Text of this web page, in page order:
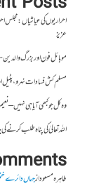
احراریوں کی عیاشیاں : مجلس
عزیز
موبائل فون اور بزرگ
مسلم کش فسادات نہرو، پٹیل اور
وہ کل جو کبھی آیا ہی نہیں –
اللہ تعالیٰ کی پناہ طلب کرنے
طاہرہ مسعودازجہاں دائرے